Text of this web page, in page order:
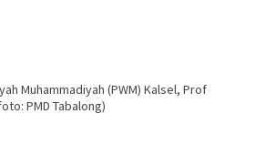
Muhammadiyah (PWM) Kalsel, Prof
PMD Tabalong)